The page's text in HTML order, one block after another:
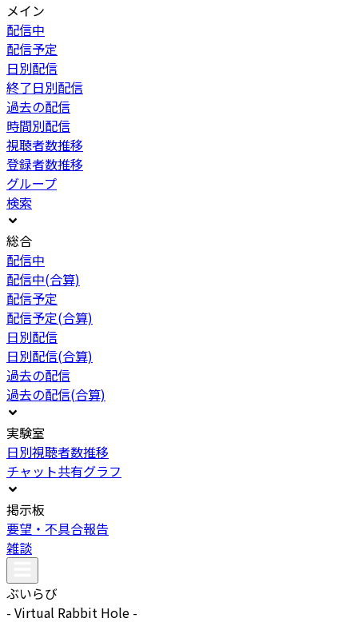
メイン
配信中
配信予定
日別配信
終了日別配信
過去の配信
時間別配信
視聴者数推移
登録者数推移
グループ
検索
総合
配信中
配信中(合算)
配信予定
配信予定(合算)
日別配信
日別配信(合算)
過去の配信
過去の配信(合算)
実験室
日別視聴者数推移
チャット共有グラフ
掲示板
要望・不具合報告
雑談
ぶいらび
- Virtual Rabbit Hole -